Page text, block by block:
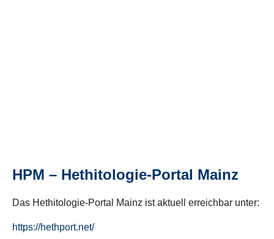
HPM – Hethitologie-Portal Mainz
Das Hethitologie-Portal Mainz ist aktuell erreichbar unter:
https://hethport.net/